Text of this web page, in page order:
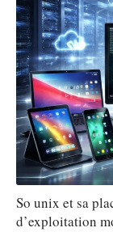
So unix et sa
d’exploitation